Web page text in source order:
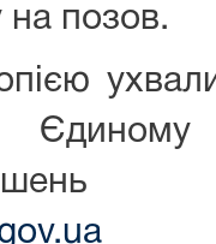
на позов.
Єдиному